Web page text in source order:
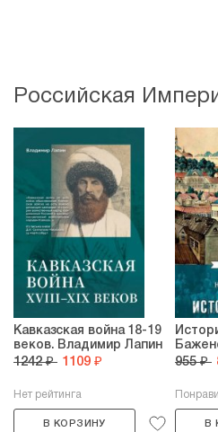
Российская
Кавказская война 18-19
веков. Владимир Лапин
1242 ₽ 1109 ₽
Нет рейтинга
В КОРЗИНУ
955 ₽
В